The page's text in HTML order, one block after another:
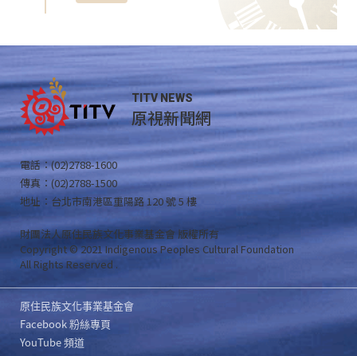
TITV NEWS
原視新聞網
電話：(02)2788-1600
傳真：(02)2788-1500
地址：台北市南港區重陽路 120 號 5 樓
財團法人原住民族文化事業基金會 版權所有
Copyright © 2021 Indigenous Peoples Cultural Foundation
All Rights Reserved .
原住民族文化事業基金會
Facebook 粉絲專頁
YouTube 頻道